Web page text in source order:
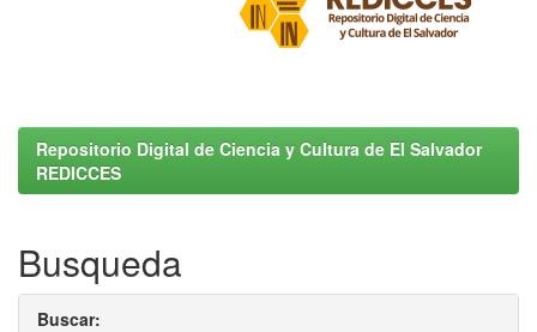
Repositorio Digital de Ciencia y Cultura de El Salvador
REDICCES
Busqueda
Buscar: